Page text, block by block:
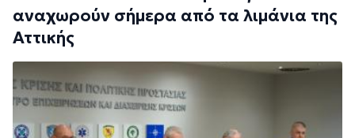
αναχωρούν σήμερα από τα λιμάνια της
Αττικής